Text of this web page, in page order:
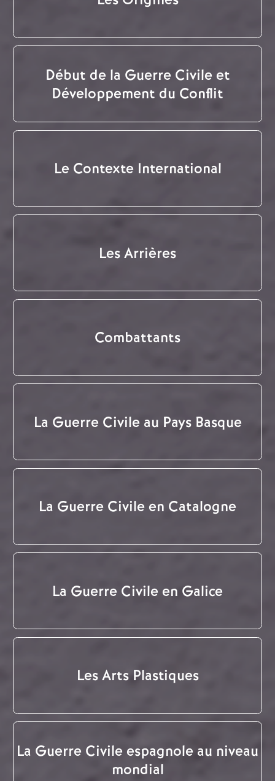
Début de la Guerre Civile et
Développement du Conflit
Le Contexte International
Les Arrières
Combattants
La Guerre Civile au Pays Basque
La Guerre Civile en Catalogne
La Guerre Civile en Galice
Les Arts Plastiques
La Guerre Civile espagnole au niveau
mondial